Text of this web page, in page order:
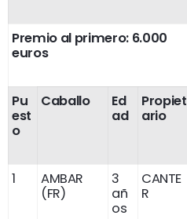
Premio al primero: 6.000
euros
Pu
est
o
Caballo
Ed
ad
Propiet
ario
1
AMBAR
(FR)
3
añ
os
CANTE
R